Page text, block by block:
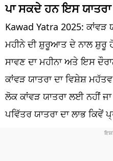
ਦੇਸ਼
ਲਾਈਫ ਸਟਾਈਲ
ਪੰਜਾਬ
ਧਰਮ
ਖੇਡਾਂ
ਪਾ ਸਕਦੇ ਹਨ ਇਸ ਯਾਤਰਾ
Kawad Yatra 2025: ਕਾਂਵੜ
ਮਹੀਨੇ ਦੀ ਸ਼ੁਰੂਆਤ ਦੇ ਨਾਲ ਸ਼ੁਰੂ
ਸਾਵਣ ਦਾ ਮਹੀਨਾ ਅਤੇ ਇਸ
ਕਾਂਵੜ ਯਾਤਰਾ ਦਾ ਵਿਸ਼ੇਸ਼
ਲੋਕ ਕਾਂਵੜ ਯਾਤਰਾ ਲਈ ਨਹੀਂ
ਪਵਿੱਤਰ ਯਾਤਰਾ ਦਾ ਲਾਭ ਕਿਵੇਂ